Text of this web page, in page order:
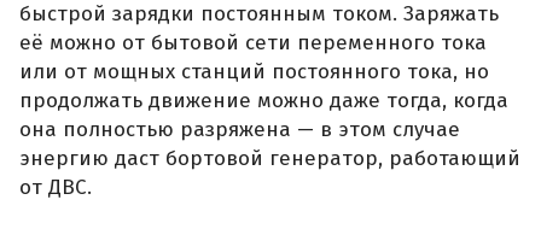
быстрой зарядки постоянным током. Заряжать
её можно от бытовой сети переменного тока
или от мощных станций постоянного тока, но
продолжать движение можно даже тогда, когда
она полностью разряжена — в этом случае
энергию даст бортовой генератор, работающий
от ДВС.